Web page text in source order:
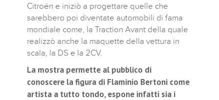
Citroën e iniziò a progettare quelle che
sarebbero poi diventate automobili di fama
mondiale come, la Traction Avant della quale
realizzò anche la maquette della vettura in
scala, la DS e la 2CV.
La mostra permette al pubblico di
conoscere la figura di Flaminio Bertoni come
artista a tutto tondo, espone infatti sia i